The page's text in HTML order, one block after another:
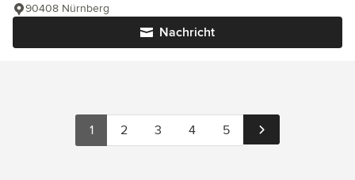
Nachricht
90408 Nürnberg
1 2 3 4 5